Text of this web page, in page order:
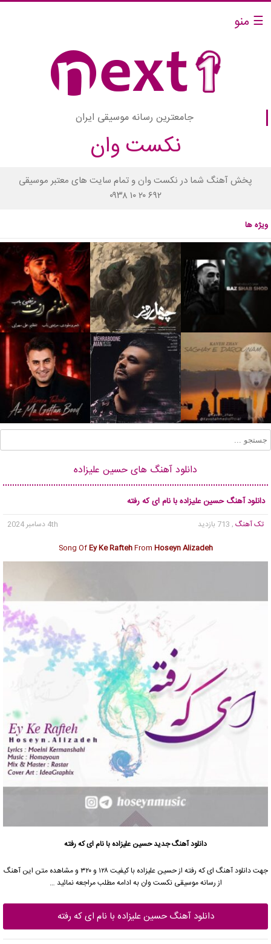
☰ منو
جامعترین رسانه موسیقی ایران
نکست وان
پخش آهنگ شما در نکست وان و تمام سایت های معتبر موسیقی
۰۹۳۸ ۱۰ ۲۰ ۶۹۲
ویژه ها
دانلود آهنگ های حسین علیزاده
دانلود آهنگ حسین علیزاده با نام ای که رفته
تک آهنگ , 713 بازدید
4th دسامبر 2024
Song OfEy Ke RaftehFrom Hoseyn Alizadeh
دانلود آهنگ جدیدحسین علیزاده با نام ای که رفته
جهت دانلود آهنگ ای که رفته از حسین علیزاده با کیفیت ۱۲۸ و ۳۲۰ و مشاهده متن این آهنگ
از رسانه موسیقی نکست وان به ادامه مطلب مراجعه نمائید …
دانلود آهنگ حسین علیزاده با نام ای که رفته